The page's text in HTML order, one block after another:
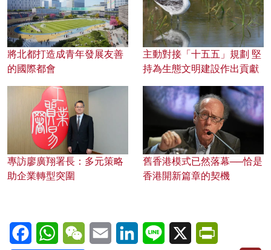
將北都打造成青年發展友善
的國際都會
主動對接「十五五」規劃 堅
持為生態文明建設作出貢獻
專訪廖廣翔署長：多元策略
助企業轉型突圍
舊香港模式已然落幕──恰是
香港開新篇章的契機
FacebookWhatsAppWeChatEmail LinkedInLine X